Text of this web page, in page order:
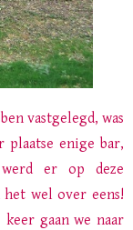
vastgelegd, was
enige bar,
er op deze
het wel over eens!
gaan we naar